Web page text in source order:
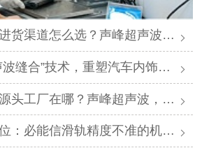
么选？声峰超声波源头厂家，一手货源直供
”技术，重塑汽车内饰焊接新标准
峰超声波，广东实力厂家，诚邀河南经销商合作
信滑轨精度不准的机理分析与专业修复